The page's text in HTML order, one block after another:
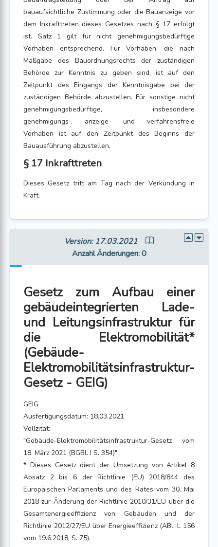
bauaufsichtliche Zustimmung oder die Bauanzeige vor
dem Inkrafttreten dieses Gesetzes nach § 17 erfolgt
ist. Satz 1 gilt für nicht genehmigungsbedürftige
Vorhaben entsprechend. Für Vorhaben, die nach
Maßgabe des Bauordnungsrechts der zuständigen
Behörde zur Kenntnis zu geben sind, ist auf den
Zeitpunkt des Eingangs der Kenntnisgabe bei der
zuständigen Behörde abzustellen. Für sonstige nicht
genehmigungsbedürftige, insbesondere
genehmigungs-, anzeige- und verfahrensfreie
Vorhaben ist auf den Zeitpunkt des Beginns der
Bauausführung abzustellen.
§ 17 Inkrafttreten
Dieses Gesetz tritt am Tag nach der Verkündung in
Kraft.
Version: 17.03.2021
Anzahl Änderungen: 0
Gesetz zum Aufbau einer
gebäudeintegrierten Lade-
und Leitungsinfrastruktur für
die Elektromobilität*
(Gebäude-
Elektromobilitätsinfrastruktur-
Gesetz - GEIG)
GEIG
Ausfertigungsdatum: 18.03.2021
Vollzitat:
"Gebäude-Elektromobilitätsinfrastruktur-Gesetz vom
18. März 2021 (BGBl. I S. 354)"
* Dieses Gesetz dient der Umsetzung von Artikel 8
Absatz 2 bis 6 der Richtlinie (EU) 2018/844 des
Europäischen Parlaments und des Rates vom 30. Mai
2018 zur Änderung der Richtlinie 2010/31/EU über die
Gesamtenergieeffizienz von Gebäuden und der
Richtlinie 2012/27/EU über Energieeffizienz (ABl. L 156
vom 19.6.2018, S. 75).